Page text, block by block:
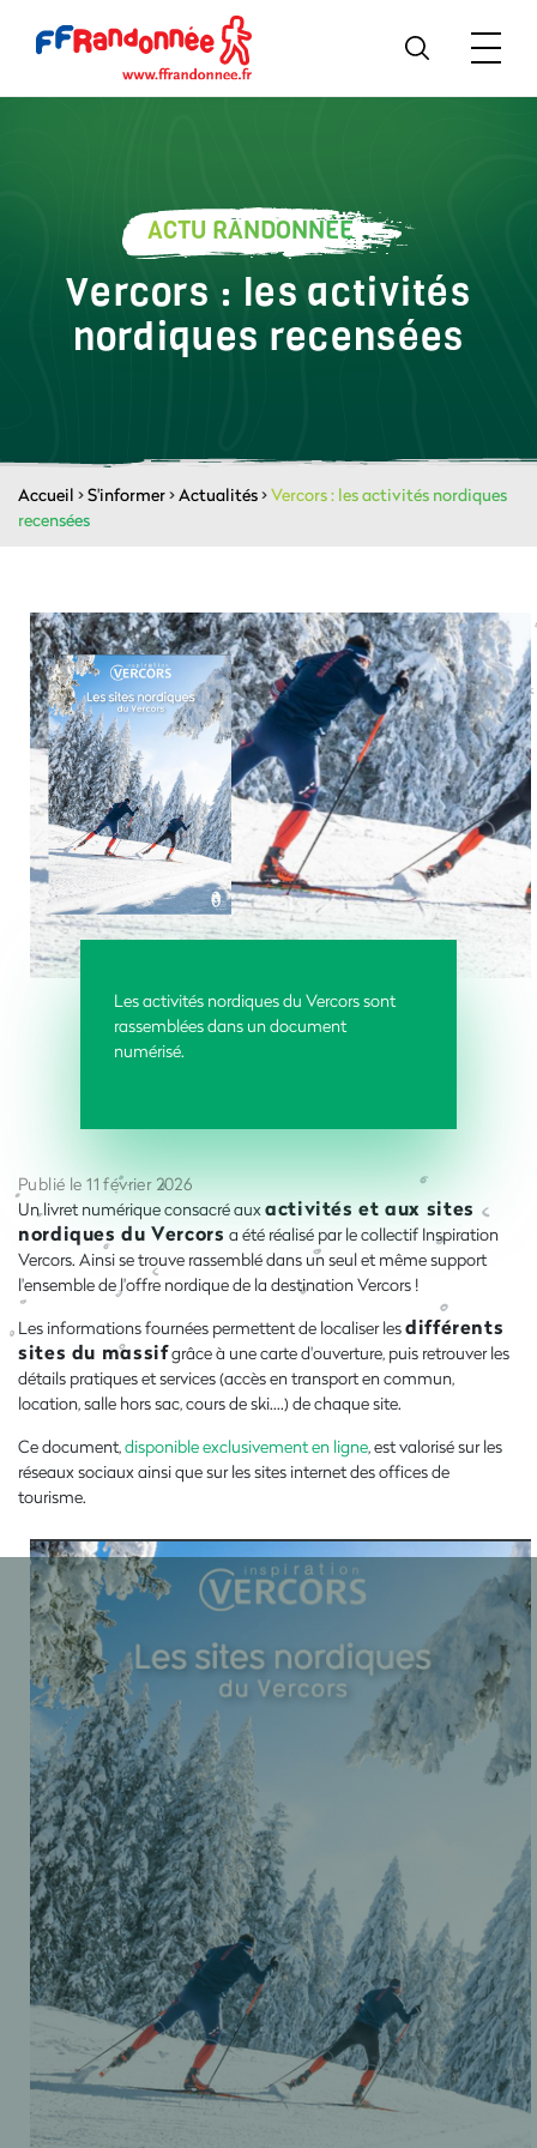
ACTU RANDONNÉE
Vercors : les activités
nordiques recensées
Accueil >S'informer>Actualités>Vercors : les activités nordiques
recensées
Les activités nordiques du Vercors sont
rassemblées dans un document
numérisé.
Publié le 11 février 2026
Un livret numérique consacré auxactivités et aux sites
nordiques du Vercors a été réalisé par le collectif Inspiration
Vercors. Ainsi se trouve rassemblé dans un seul et même support
l'ensemble de l'offre nordique de la destination Vercors !
Les informations fournées permettent de localiser lesdifférents
sites du massifgrâce à une carte d'ouverture, puis retrouver les
détails pratiques et services (accès en transport en commun,
location, salle hors sac, cours de ski....) de chaque site.
Ce document,disponible exclusivement en ligne, est valorisé sur les
réseaux sociaux ainsi que sur les sites internet des offices de
tourisme.